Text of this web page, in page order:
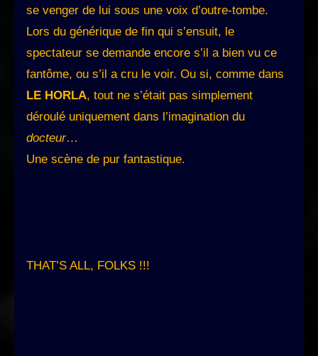
se venger de lui sous une voix d’outre-tombe.
Lors du générique de fin qui s’ensuit, le
spectateur se demande encore s’il a bien vu ce
fantôme, ou s’il a cru le voir. Ou si, comme dans
LE HORLA, tout ne s’était pas simplement
déroulé uniquement dans l’imagination du
docteur…
Une scène de pur fantastique.
THAT’S ALL, FOLKS !!!